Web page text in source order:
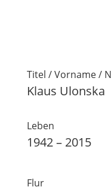
Titel / Vorname /
Klaus Ulonska
Leben
1942 – 2015
Flur